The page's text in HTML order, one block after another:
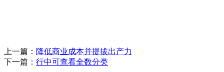
上一篇： 降低商业成本并提拔出产力
下一篇： 行中可查看全数分类